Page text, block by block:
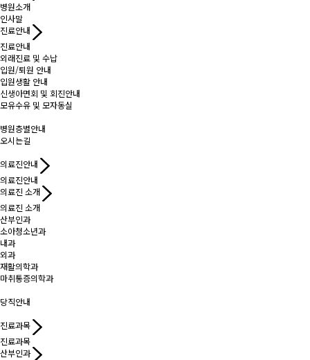
병원소개
인사말
진료안내
진료안내
외래진료 및 수납
입원/퇴원 안내
입원생활 안내
신생아면회 및 회진안내
모유수유 및 모자동실
병원층별안내
오시는길
의료진안내
의료진안내
의료진 소개
의료진 소개
산부인과
소아청소년과
내과
외과
재활의학과
마취통증의학과
당직안내
진료과목
진료과목
산부인과